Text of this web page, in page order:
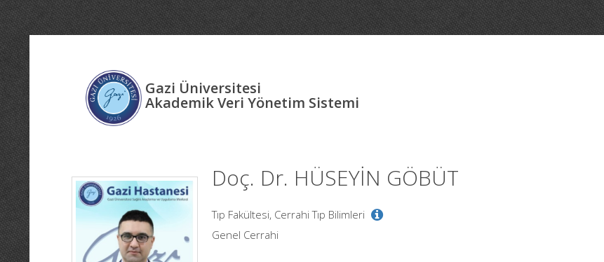
Gazi Üniversitesi
Akademik Veri Yönetim Sistemi
Doç. Dr. HÜSEYİN GÖBÜT
Tıp Fakültesi, Cerrahi Tıp Bilimleri
Genel Cerrahi